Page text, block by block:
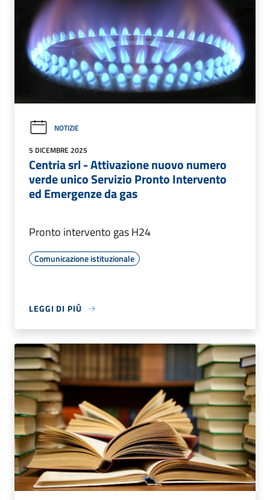
NOTIZIE
5 DICEMBRE 2025
Centria srl - Attivazione nuovo numero
verde unico Servizio Pronto Intervento
ed Emergenze da gas
Pronto intervento gas H24
Comunicazione istituzionale
LEGGI DI PIÙ